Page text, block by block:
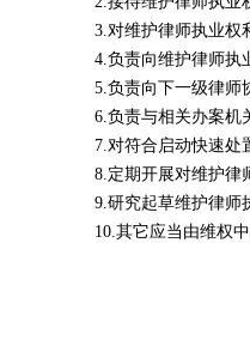
3.对维护律师执业权利
4.负责向维护律师执业
5.负责向下一级律师协
6.负责与相关办案机关
7.对符合启动快速处置
8.定期开展对维护律师
9.研究起草维护律师执
10.其它应当由维权中